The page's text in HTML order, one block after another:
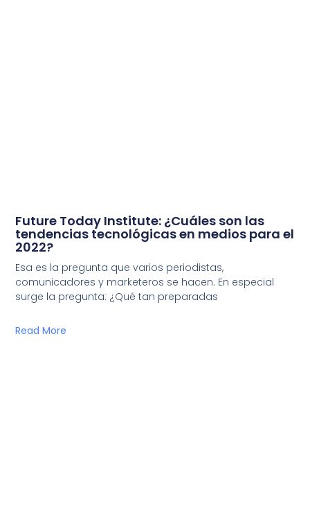
Future Today Institute: ¿Cuáles son las
tendencias tecnológicas en medios para el
2022?
Esa es la pregunta que varios periodistas,
comunicadores y marketeros se hacen. En especial
surge la pregunta: ¿Qué tan preparadas
Read More